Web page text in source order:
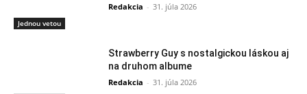
Jednou vetou
Redakcia - 31. júla 2026
Strawberry Guy s nostalgickou láskou aj
na druhom albume
Redakcia - 31. júla 2026